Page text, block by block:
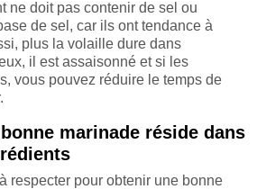
ne doit pas contenir de sel ou
de sel, car ils ont tendance à
plus la volaille dure dans
il est assaisonné et si les
vous pouvez réduire le temps de
marinade réside dans
respecter pour obtenir une bonne